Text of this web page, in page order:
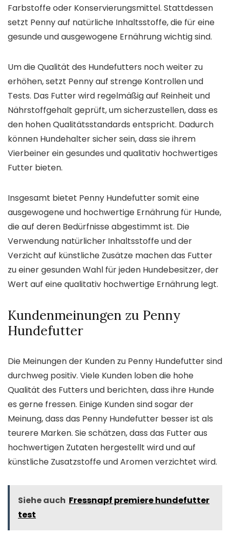
Farbstoffe oder Konservierungsmittel. Stattdessen
setzt Penny auf natürliche Inhaltsstoffe, die für eine
gesunde und ausgewogene Ernährung wichtig sind.
Um die Qualität des Hundefutters noch weiter zu
erhöhen, setzt Penny auf strenge Kontrollen und
Tests. Das Futter wird regelmäßig auf Reinheit und
Nährstoffgehalt geprüft, um sicherzustellen, dass es
den hohen Qualitätsstandards entspricht. Dadurch
können Hundehalter sicher sein, dass sie ihrem
Vierbeiner ein gesundes und qualitativ hochwertiges
Futter bieten.
Insgesamt bietet Penny Hundefutter somit eine
ausgewogene und hochwertige Ernährung für Hunde,
die auf deren Bedürfnisse abgestimmt ist. Die
Verwendung natürlicher Inhaltsstoffe und der
Verzicht auf künstliche Zusätze machen das Futter
zu einer gesunden Wahl für jeden Hundebesitzer, der
Wert auf eine qualitativ hochwertige Ernährung legt.
Kundenmeinungen zu Penny
Hundefutter
Die Meinungen der Kunden zu Penny Hundefutter sind
durchweg positiv. Viele Kunden loben die hohe
Qualität des Futters und berichten, dass ihre Hunde
es gerne fressen. Einige Kunden sind sogar der
Meinung, dass das Penny Hundefutter besser ist als
teurere Marken. Sie schätzen, dass das Futter aus
hochwertigen Zutaten hergestellt wird und auf
künstliche Zusatzstoffe und Aromen verzichtet wird.
Siehe auch Fressnapf premiere hundefutter
test